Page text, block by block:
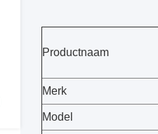
Productnaam
Merk
Model